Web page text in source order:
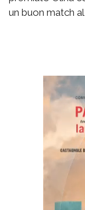
un buon match